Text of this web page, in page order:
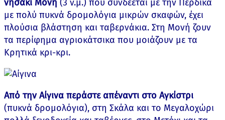
νησάκι Μονή (3 ν.μ.) που συνδέεται με την Πέρδικα
με πολύ πυκνά δρομολόγια μικρών σκαφών, έχει
πλούσια βλάστηση και ταβερνάκια. Στη Μονή ζουν
τα περίφημα αγριοκάτσικα που μοιάζουν με τα
Κρητικά κρι-κρι.
Από την Αίγινα περάστε απέναντι στο Αγκίστρι
(πυκνά δρομολόγια), στη Σκάλα και το Μεγαλοχώρι